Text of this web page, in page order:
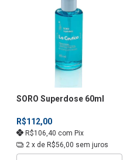
SORO Superdose 60ml
R$112,00
R$106,40 com Pix
2 x de R$56,00 sem juros